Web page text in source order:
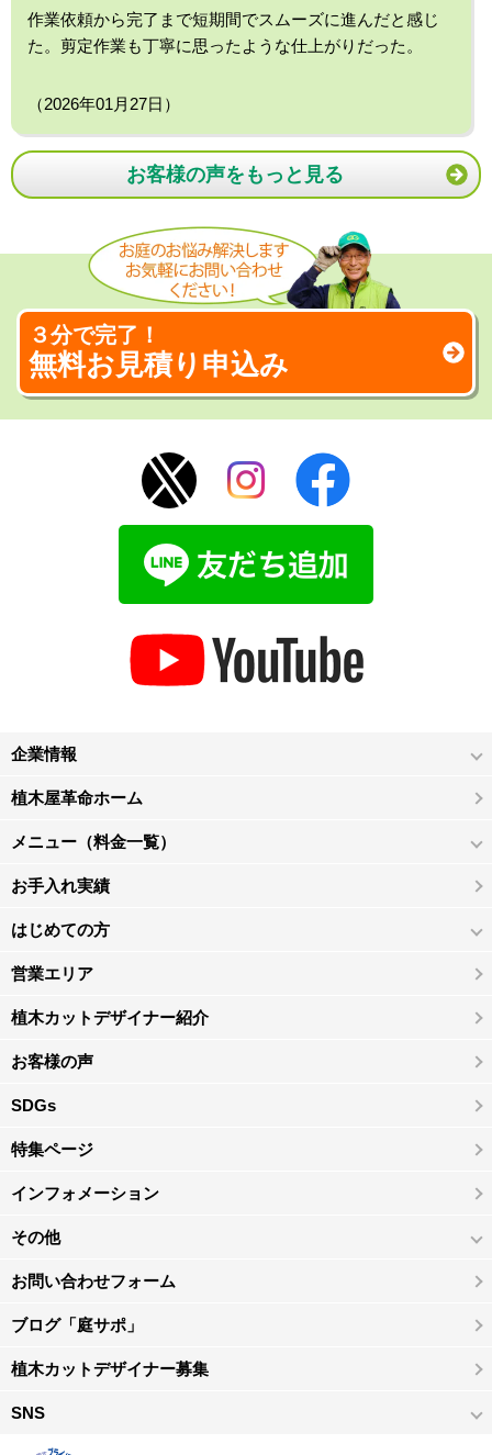
作業依頼から完了まで短期間でスムーズに進んだと感じ
た。剪定作業も丁寧に思ったような仕上がりだった。
（2026年01月27日）
お客様の声をもっと見る
３分で完了！
無料お見積り申込み
企業情報
植木屋革命ホーム
メニュー（料金一覧）
お手入れ実績
はじめての方
営業エリア
植木カットデザイナー紹介
お客様の声
SDGs
特集ページ
インフォメーション
その他
お問い合わせフォーム
ブログ「庭サポ」
植木カットデザイナー募集
SNS